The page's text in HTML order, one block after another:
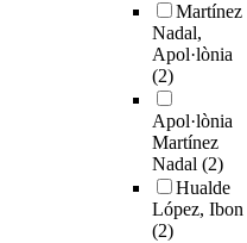
Martínez
Nadal,
Apol·lònia
(2)
Apol·lònia
Martínez
Nadal (2)
Hualde
López, Ibon
(2)